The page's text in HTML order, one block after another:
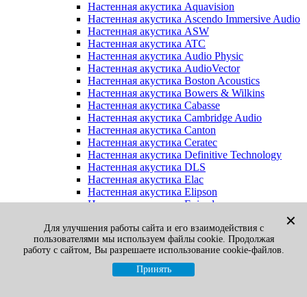
Настенная акустика Aquavision
Настенная акустика Ascendo Immersive Audio
Настенная акустика ASW
Настенная акустика ATC
Настенная акустика Audio Physic
Настенная акустика AudioVector
Настенная акустика Boston Acoustics
Настенная акустика Bowers & Wilkins
Настенная акустика Cabasse
Настенная акустика Cambridge Audio
Настенная акустика Canton
Настенная акустика Ceratec
Настенная акустика Definitive Technology
Настенная акустика DLS
Настенная акустика Elac
Настенная акустика Elipson
Настенная акустика Episode
Настенная акустика Focal
Настенная акустика Gato Audio
Настенная акустика Heco
Настенная акустика Jamo
Настенная акустика KEF
✕
Для улучшения работы сайта и его взаимодействия с
пользователями мы используем файлы cookie. Продолжая
работу с сайтом, Вы разрешаете использование cookie-файлов.
Принять